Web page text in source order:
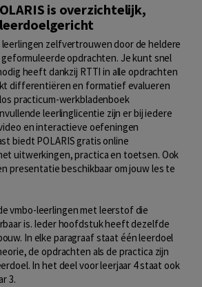
is overzichtelijk,
zelfvertrouwen door de heldere
opdrachten. Je kunt snel
heeft dankzij RTTI in alle opdrachten
differentiëren en formatief evalueren
practicum-werkbladenboek
leerlinglicentie zijn er bij iedere
en interactieve oefeningen
biedt POLARIS gratis online
uitwerkingen, practica en toetsen. Ook
presentatie beschikbaar om jouw les te
vmbo-leerlingen met leerstof die
is. Ieder hoofdstuk heeft dezelfde
In elke paragraaf staat één leerdoel
de opdrachten als de practica zijn
In het deel voor leerjaar 4 staat ook
3.